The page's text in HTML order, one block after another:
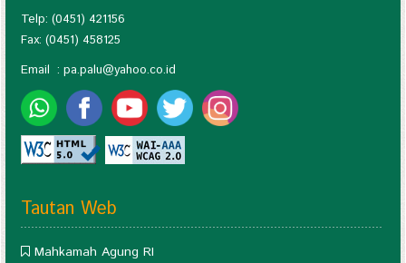
Telp: (0451) 421156
Fax: (0451) 458125
Email : pa.palu@yahoo.co.id
Tautan Web
Mahkamah Agung RI